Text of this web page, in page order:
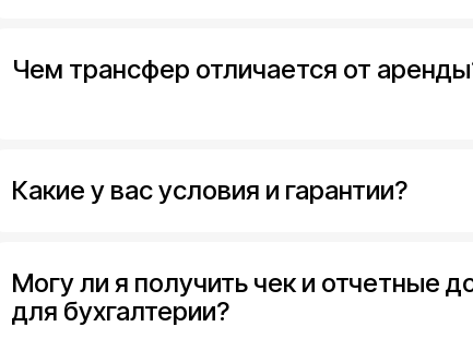
Чем трансфер отличается от
Какие у вас условия и гарантии?
Могу ли я получить чек и отчетные
для бухгалтерии?